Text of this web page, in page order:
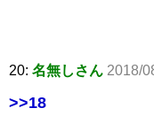
20: 名無しさん 2018/
>>18